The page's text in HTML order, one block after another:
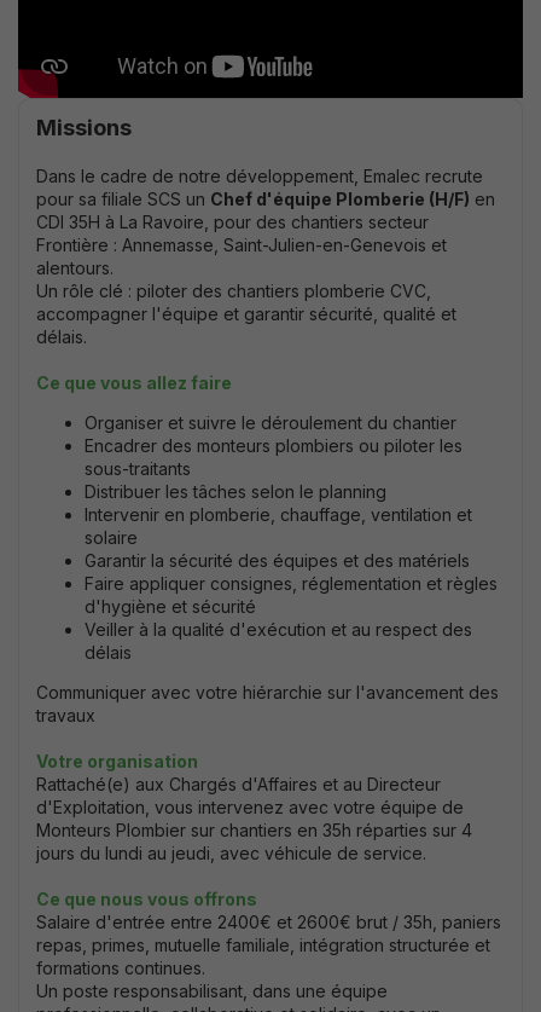
Missions
Dans le cadre de notre développement, Emalec recrute
pour sa filiale SCS un Chef d'équipe Plomberie (H/F) en
CDI 35H à La Ravoire, pour des chantiers secteur
Frontière : Annemasse, Saint-Julien-en-Genevois et
alentours.
Un rôle clé : piloter des chantiers plomberie CVC,
accompagner l'équipe et garantir sécurité, qualité et
délais.
Ce que vous allez faire
Organiser et suivre le déroulement du chantier
Encadrer des monteurs plombiers ou piloter les
sous-traitants
Distribuer les tâches selon le planning
Intervenir en plomberie, chauffage, ventilation et
solaire
Garantir la sécurité des équipes et des matériels
Faire appliquer consignes, réglementation et règles
d'hygiène et sécurité
Veiller à la qualité d'exécution et au respect des
délais
Communiquer avec votre hiérarchie sur l'avancement des
travaux
Votre organisation
Rattaché(e) aux Chargés d'Affaires et au Directeur
d'Exploitation, vous intervenez avec votre équipe de
Monteurs Plombier sur chantiers en 35h réparties sur 4
jours du lundi au jeudi, avec véhicule de service.
Ce que nous vous offrons
Salaire d'entrée entre 2400€ et 2600€ brut / 35h, paniers
repas, primes, mutuelle familiale, intégration structurée et
formations continues.
Un poste responsabilisant, dans une équipe